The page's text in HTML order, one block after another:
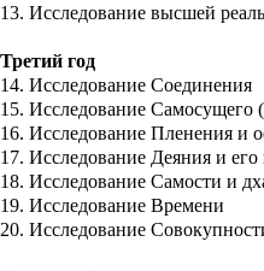
13. Исследование высшей
Третий год
14. Исследование Соединения
15. Исследование Самосущего
16. Исследование Пленения и
17. Исследование Деяния и его
18. Исследование Самости и
19. Исследование Времени
20. Исследование